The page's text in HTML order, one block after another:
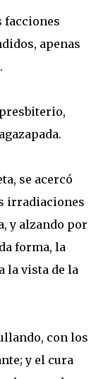
facciones
apenas
se acercó
irradiaciones
y alzando por
forma, la
la vista de la
con los
y el cura